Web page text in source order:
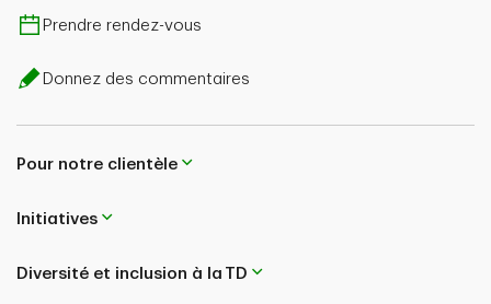
Prendre rendez-vous
Donnez des commentaires
Pour notre clientèle
Initiatives
Diversité et inclusion à la TD